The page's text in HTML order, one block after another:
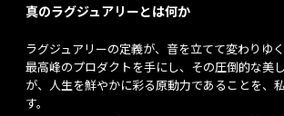
真のラグジュアリーとは何か
ラグジュアリーの定義が、音を立てて変わりゆく
最高峰のプロダクトを手にし、その圧倒的な美
が、人生を鮮やかに彩る原動力であることを、
す。